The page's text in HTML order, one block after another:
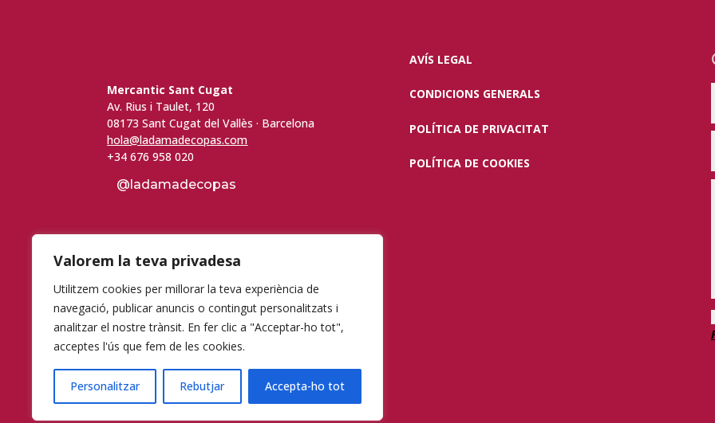
Valorem la teva privadesa
Utilitzem cookies per millorar la teva experiència de
navegació, publicar anuncis o contingut personalitzats i
analitzar el nostre trànsit. En fer clic a "Acceptar-ho tot",
acceptes l'ús que fem de les cookies.
Personalitzar Rebutjar Accepta-ho tot
Mercantic Sant Cugat
Av. Rius i Taulet, 120
08173 Sant Cugat del Vallès · Barcelona
hola@ladamadecopas.com
+34 676 958 020
@ladamadecopas
AVÍS LEGAL
CONDICIONS GENERALS
POLÍTICA DE PRIVACITAT
POLÍTICA DE COOKIES